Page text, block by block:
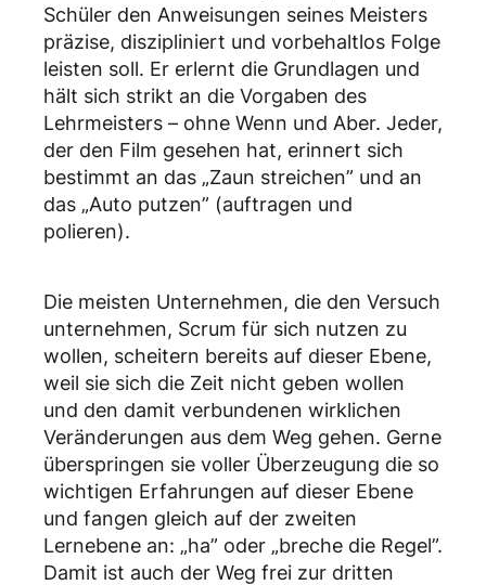
Schüler den Anweisungen seines Meisters
präzise, diszipliniert und vorbehaltlos Folge
leisten soll. Er erlernt die Grundlagen und
hält sich strikt an die Vorgaben des
Lehrmeisters – ohne Wenn und Aber. Jeder,
der den Film gesehen hat, erinnert sich
bestimmt an das „Zaun streichen” und an
das „Auto putzen” (auftragen und
polieren).
Die meisten Unternehmen, die den Versuch
unternehmen, Scrum für sich nutzen zu
wollen, scheitern bereits auf dieser Ebene,
weil sie sich die Zeit nicht geben wollen
und den damit verbundenen wirklichen
Veränderungen aus dem Weg gehen. Gerne
überspringen sie voller Überzeugung die so
wichtigen Erfahrungen auf dieser Ebene
und fangen gleich auf der zweiten
Lernebene an: „ha” oder „breche die Regel”.
Damit ist auch der Weg frei zur dritten